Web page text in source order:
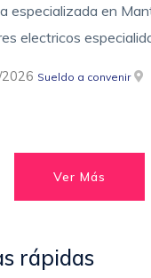
especializada en
electricos
2026 Sueldo a convenir
Ver Más
rápidas